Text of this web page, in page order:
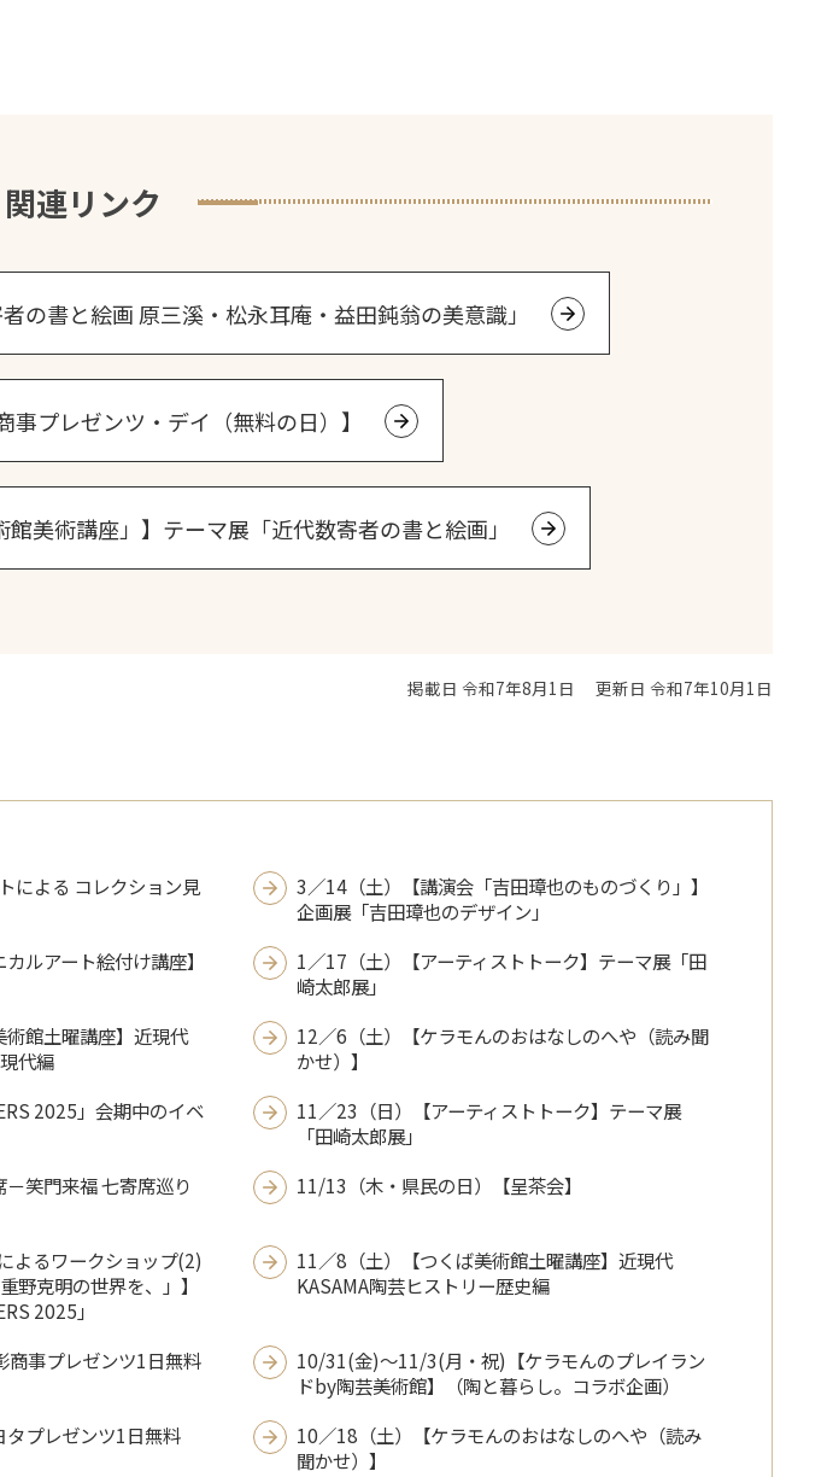
関連リンク
の書と絵画 原三溪・松永耳庵・益田鈍翁の美意識」
プレゼンツ・デイ（無料の日）】
美術講座」】テーマ展「近代数寄者の書と絵画」
掲載日 令和7年8月1日 更新日 令和7年10月1日
による コレクション見
3／14（土）【講演会「吉田璋也のものづくり」】
企画展「吉田璋也のデザイン」
ルアート絵付け講座】
1／17（土）【アーティストトーク】テーマ展「田
崎太郎展」
館土曜講座】近現代
代編
12／6（土）【ケラモんのおはなしのへや（読み聞
かせ）】
2025」会期中のイベ
11／23（日）【アーティストトーク】テーマ展
「田崎太郎展」
笑門来福 七寄席巡り
11/13（木・県民の日）【呈茶会】
よるワークショップ(2)
野克明の世界を、」】
2025」
11／8（土）【つくば美術館土曜講座】近現代
KASAMA陶芸ヒストリー歴史編
事プレゼンツ1日無料
10/31(金)～11/3(月・祝)【ケラモんのプレイラン
ドby陶芸美術館】（陶と暮らし。コラボ企画）
プレゼンツ1日無料
10／18（土）【ケラモんのおはなしのへや（読み
聞かせ）】